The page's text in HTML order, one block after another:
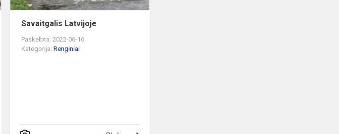
Savaitgalis Latvijoje
Paskelbta: 2022-06-16
Kategorija:Renginiai